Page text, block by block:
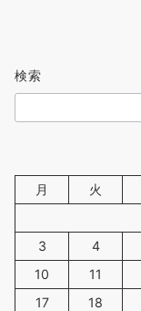
検索
月 火
3
4
10
11
17
18